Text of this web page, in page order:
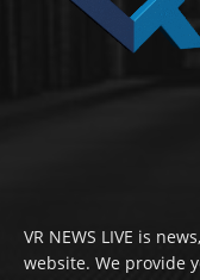
VR NEWS LIVE is
website. We provide